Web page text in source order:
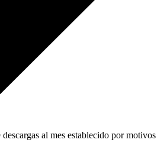
al mes establecido por motivos